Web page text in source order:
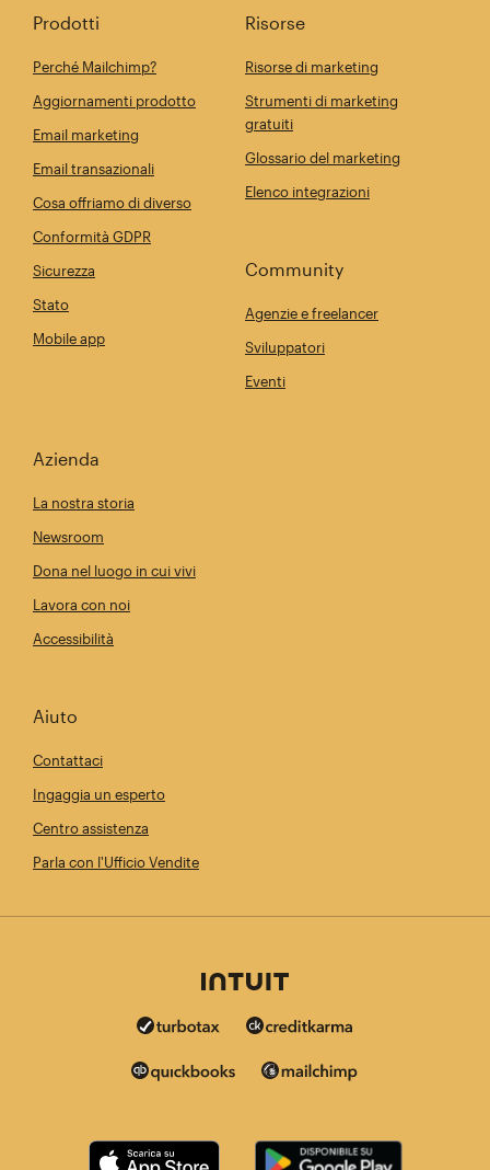
Prodotti
Perché Mailchimp?
Aggiornamenti prodotto
Email marketing
Email transazionali
Cosa offriamo di diverso
Conformità GDPR
Sicurezza
Stato
Mobile app
Risorse
Risorse di marketing
Strumenti di marketing
gratuiti
Glossario del marketing
Elenco integrazioni
Community
Agenzie e freelancer
Sviluppatori
Eventi
Azienda
La nostra storia
Newsroom
Dona nel luogo in cui vivi
Lavora con noi
Accessibilità
Aiuto
Contattaci
Ingaggia un esperto
Centro assistenza
Parla con l'Ufficio Vendite